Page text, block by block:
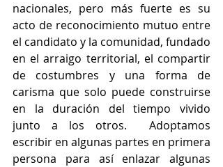
nacionales, pero más fuerte es su
acto de reconocimiento mutuo entre
el candidato y la comunidad, fundado
en el arraigo territorial, el compartir
de costumbres y una forma de
carisma que solo puede construirse
en la duración del tiempo vivido
junto a los otros.  Adoptamos
escribir en algunas partes en primera
persona para así enlazar algunas